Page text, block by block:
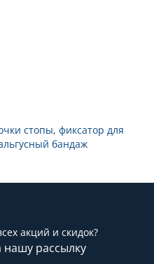
стопы, фиксатор для
бандаж
акций и скидок?
рассылку